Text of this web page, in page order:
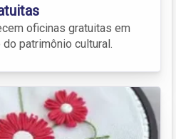
oficinas gratuitas em
patrimônio cultural.